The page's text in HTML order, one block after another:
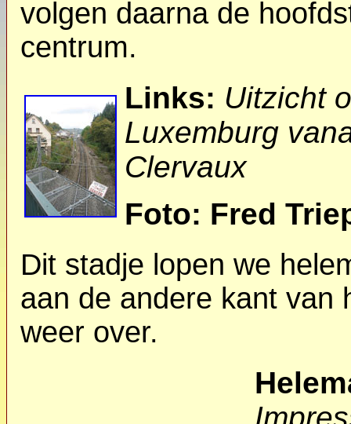
volgen daarna de
centrum.
Links: Uitzicht
Luxemburg
Clervaux
Foto: Fred
Dit stadje lopen we
aan de andere kant van
weer over.